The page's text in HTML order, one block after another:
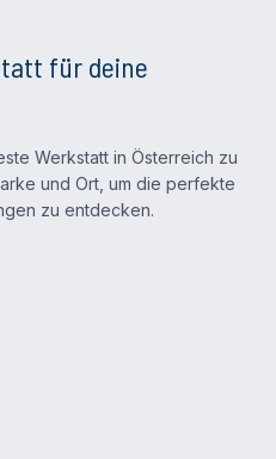
für deine
Werkstatt in Österreich zu
und Ort, um die perfekte
zu entdecken.